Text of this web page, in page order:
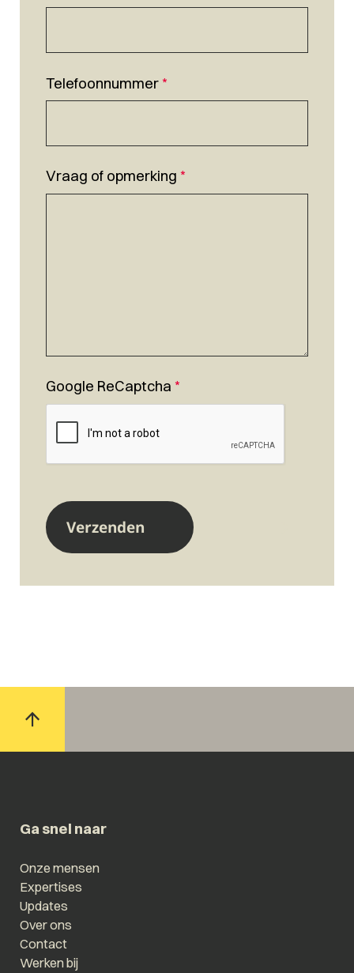
Telefoonnummer*
Vraag of opmerking *
Google ReCaptcha *
Ga snel naar
Onze mensen
Expertises
Updates
Over ons
Contact
Werken bij